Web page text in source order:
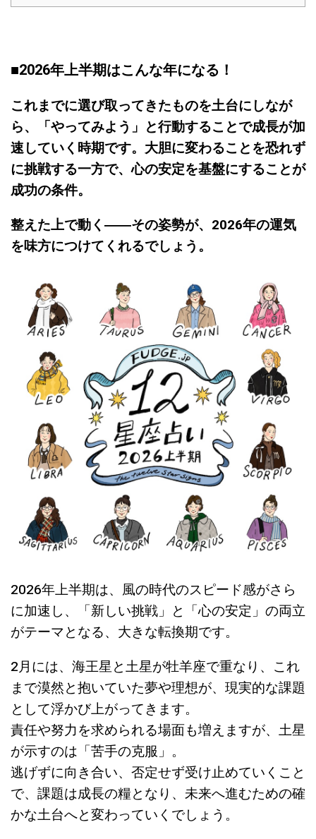
■2026年上半期はこんな年になる！
これまでに選び取ってきたものを土台にしなが
ら、「やってみよう」と行動することで成長が加
速していく時期です。大胆に変わることを恐れず
に挑戦する一方で、心の安定を基盤にすることが
成功の条件。
整えた上で動く――その姿勢が、2026年の運気
を味方につけてくれるでしょう。
2026年上半期は、風の時代のスピード感がさら
に加速し、「新しい挑戦」と「心の安定」の両立
がテーマとなる、大きな転換期です。
2月には、海王星と土星が牡羊座で重なり、これ
まで漠然と抱いていた夢や理想が、現実的な課題
として浮かび上がってきます。
責任や努力を求められる場面も増えますが、土星
が示すのは「苦手の克服」。
逃げずに向き合い、否定せず受け止めていくこと
で、課題は成長の糧となり、未来へ進むための確
かな土台へと変わっていくでしょう。